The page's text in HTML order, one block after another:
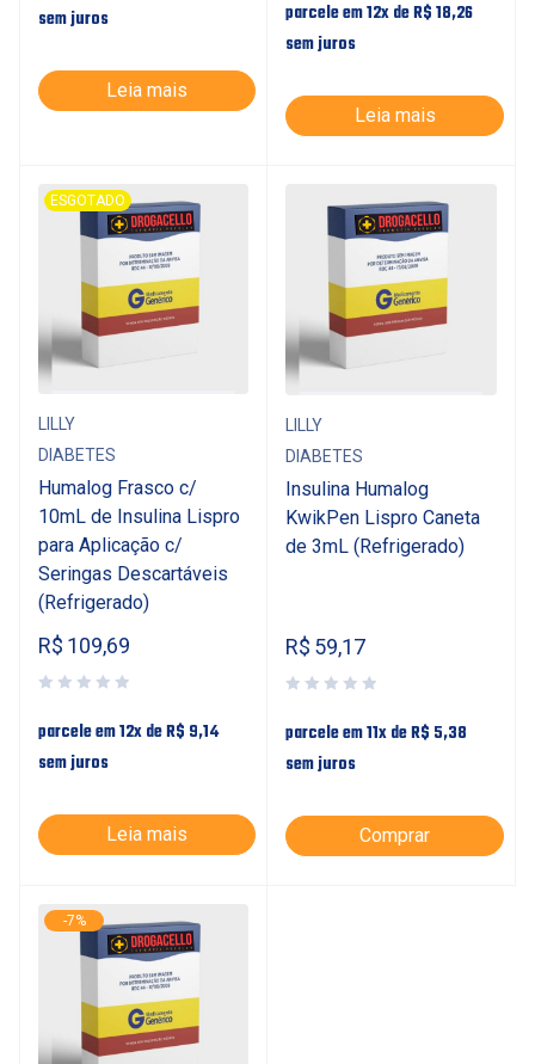
sem juros
Leia mais
parcele em 12x deR$18,26
sem juros
Leia mais
ESGOTADO
LILLY
DIABETES
Humalog Frasco c/
10mL de Insulina Lispro
para Aplicação c/
Seringas Descartáveis
(Refrigerado)
R$ 109,69
parcele em 12x deR$ 9,14
sem juros
Leia mais
LILLY
DIABETES
Insulina Humalog
KwikPen Lispro Caneta
de 3mL (Refrigerado)
R$ 59,17
parcele em 11x deR$ 5,38
sem juros
Comprar
-7%